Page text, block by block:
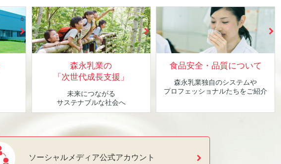
森永乳業の
「次世代成長支援」
未来につながる
サステナブルな社会へ
食品安全・品質について
森永乳業独自のシステムや
プロフェッショナルたちをご紹介
ソーシャルメディア公式アカウント